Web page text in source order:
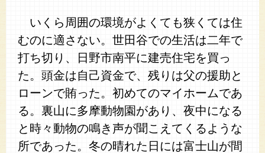
いくら周囲の環境がよくても狭くては住
むのに適さない。世田谷での生活は二年で
打ち切り、日野市南平に建売住宅を買っ
た。頭金は自己資金で、残りは父の援助と
ローンで賄った。初めてのマイホームであ
る。裏山に多摩動物園があり、夜中になる
と時々動物の鳴き声が聞こえてくるような
所であった。冬の晴れた日には富士山が間